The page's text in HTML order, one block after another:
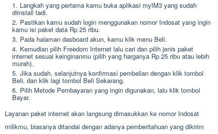
Langkah yang pertama kamu buka aplikasi myIM3 yang sudah
diinstall tadi.
Pastikan kamu sudah login menggunakan nomor Indosat yang ingin
kamu isi paket data Rp 25 ribu.
Pada halaman dasboard akun, kamu klik menu Beli.
Kemudian pilih Freedom Internet lalu cari dan pilih jenis paket
internet sesuai keinginanmu (pilih yang harganya Rp 25 ribu atau lebih
murah).
Jika sudah, selanjutnya konfirmasi pembelian dengan klik tombol
Beli, dan klik lagi tombol Beli Sekarang.
Pilih Metode Pembayaran yang ingin digunakan, lalu klik tombol
Bayar.
Layanan paket internet akan langsung dimasukkan ke nomor Indosat
milikmu, biasanya ditandai dengan adanya pemberitahuan yang dikirim